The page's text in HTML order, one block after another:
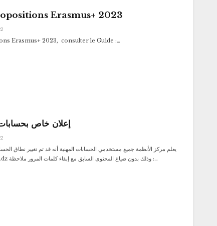
Erasmus+ 2023
Erasmus+ 2023, consulter le Guide :…
إعلان خاص بحسابات
يعلم مركز الأنظمة جميع مستخدمي الحسابات المهنية أنه قد تم تغيير نطاق
@univ-tissemsilt.dz وذلك بدون ضياع المحتوى السابق مع إبقاء كلمات المرور ملاحظة :…